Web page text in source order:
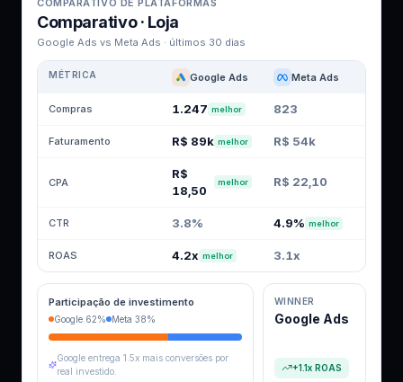
Comparativo · Loja
Google Ads vs Meta Ads · últimos 30 dias
MÉTRICA Google Ads Meta Ads
Compras 1.247 melhor 823
Faturamento R$ 89k melhor R$ 54k
CPA
R$
18,50
melhor R$ 22,10
CTR 3.8% 4.9% melhor
ROAS 4.2x melhor 3.1x
Participação de investimento
Google 62% Meta 38%
Google entrega 1.5x mais conversões por
real investido.
WINNER
Google Ads
+1.1x ROAS